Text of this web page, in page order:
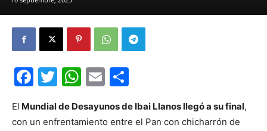
Facebook
Twitter
WhatsApp
Email
El Mundial de Desayunos de Ibai Llanos llegó a su final,
con un enfrentamiento entre el Pan con chicharrón de